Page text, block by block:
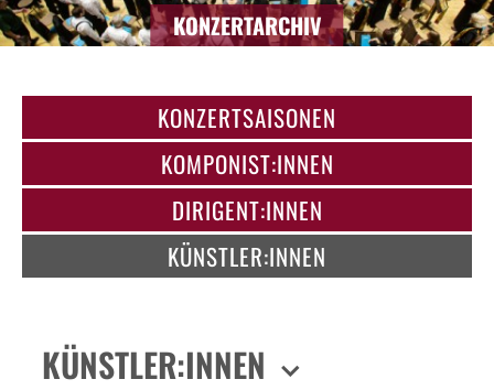
KONZERTARCHIV
KONZERTSAISONEN
KOMPONIST:INNEN
DIRIGENT:INNEN
KÜNSTLER:INNEN
KÜNSTLER:INNEN